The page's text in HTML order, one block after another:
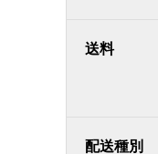
送料
配送種別